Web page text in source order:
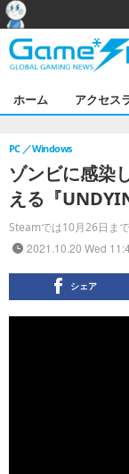
ホーム アクセス
ゾンビに感染
える『
Steamでは10月26日ま
PC Windows
2021.10.20 Wed
シェア